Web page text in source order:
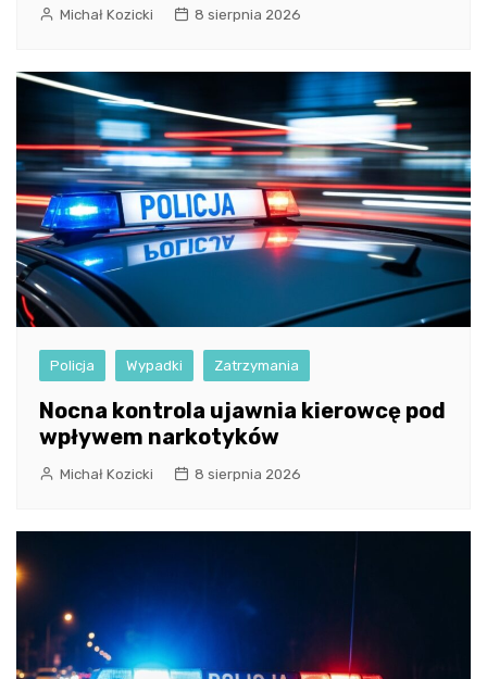
Michał Kozicki 8 sierpnia 2026
Policja Wypadki Zatrzymania
Nocna kontrola ujawnia kierowcę pod
wpływem narkotyków
Michał Kozicki 8 sierpnia 2026